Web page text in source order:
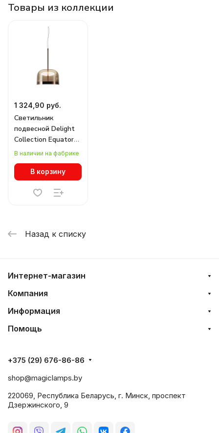
Товары из коллекции
1 324,90 руб.
Светильник
подвесной Delight
Collection Equatore
9705P/S
В наличии на фабрике
В корзину
Назад к списку
Интернет-магазин
Компания
Информация
Помощь
+375 (29) 676-86-86
shop@magiclamps.by
220069, Республика Беларусь, г. Минск, проспект
Дзержинского, 9